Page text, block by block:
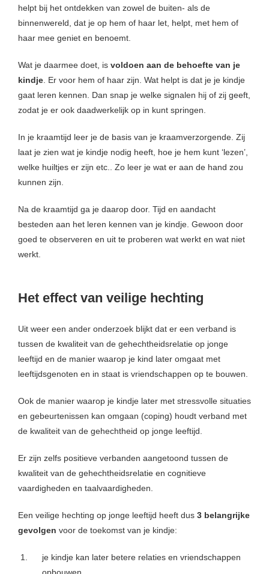
helpt bij het ontdekken van zowel de buiten- als de
binnenwereld, dat je op hem of haar let, helpt, met hem of
haar mee geniet en benoemt.
Wat je daarmee doet, is voldoen aan de behoefte van je
kindje . Er voor hem of haar zijn. Wat helpt is dat je je kindje
gaat leren kennen. Dan snap je welke signalen hij of zij geeft,
zodat je er ook daadwerkelijk op in kunt springen.
In je kraamtijd leer je de basis van je kraamverzorgende. Zij
laat je zien wat je kindje nodig heeft, hoe je hem kunt ‘lezen’,
welke huiltjes er zijn etc.. Zo leer je wat er aan de hand zou
kunnen zijn.
Na de kraamtijd ga je daarop door. Tijd en aandacht
besteden aan het leren kennen van je kindje. Gewoon door
goed te observeren en uit te proberen wat werkt en wat niet
werkt.
Het effect van veilige hechting
Uit weer een ander onderzoek blijkt dat er een verband is
tussen de kwaliteit van de gehechtheidsrelatie op jonge
leeftijd en de manier waarop je kind later omgaat met
leeftijdsgenoten en in staat is vriendschappen op te bouwen.
Ook de manier waarop je kindje later met stressvolle situaties
en gebeurtenissen kan omgaan (coping) houdt verband met
de kwaliteit van de gehechtheid op jonge leeftijd.
Er zijn zelfs positieve verbanden aangetoond tussen de
kwaliteit van de gehechtheidsrelatie en cognitieve
vaardigheden en taalvaardigheden.
Een veilige hechting op jonge leeftijd heeft dus 3 belangrijke
gevolgen voor de toekomst van je kindje:
je kindje kan later betere relaties en vriendschappen